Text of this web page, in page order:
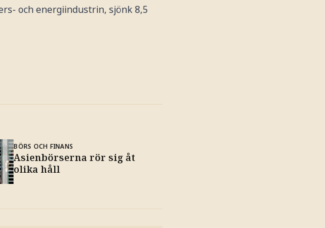
och energiindustrin, sjönk 8,5
BÖRS OCH FINANS
Asienbörserna rör sig åt
olika håll